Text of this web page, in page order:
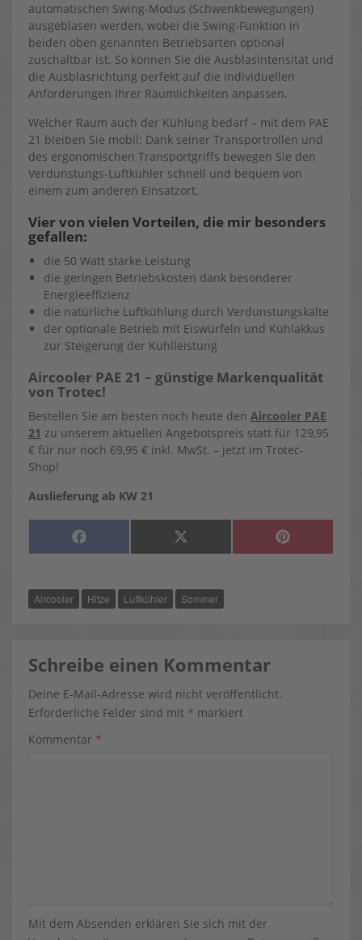
automatischen Swing-Modus (Schwenkbewegungen)
ausgeblasen werden, wobei die Swing-Funktion in
beiden oben genannten Betriebsarten optional
zuschaltbar ist. So können Sie die Ausblasintensität und
die Ausblasrichtung perfekt auf die individuellen
Anforderungen Ihrer Räumlichkeiten anpassen.
Welcher Raum auch der Kühlung bedarf – mit dem PAE
21 bleiben Sie mobil: Dank seiner Transportrollen und
des ergonomischen Transportgriffs bewegen Sie den
Verdunstungs-Luftkühler schnell und bequem von
einem zum anderen Einsatzort.
Vier von vielen Vorteilen, die mir besonders
gefallen:
die 50 Watt starke Leistung
die geringen Betriebskosten dank besonderer
Energieeffizienz
die natürliche Luftkühlung durch Verdunstungskälte
der optionale Betrieb mit Eiswürfeln und Kühlakkus
zur Steigerung der Kühlleistung
Aircooler PAE 21 – günstige Markenqualität
von Trotec!
Bestellen Sie am besten noch heute den Aircooler PAE
21 zu unserem aktuellen Angebotspreis statt für 129,95
€ für nur noch 69,95 € inkl. MwSt. – jetzt im Trotec-
Shop!
Auslieferung ab KW 21
SHARE
F
A
O
O
K
SHARE
X
(
T
T
E
SHARE
P
I
Aircooler Hitze Luftkühler Sommer
Schreibe einen Kommentar
Deine E-Mail-Adresse wird nicht veröffentlicht.
Erforderliche Felder sind mit * markiert
Kommentar *
Mit dem Absenden erklären Sie sich mit der